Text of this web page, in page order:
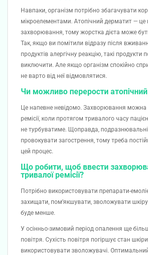
Навпаки, організм потрібно збагачувати
мікроелементами. Атопічний дерматит — це
захворювання, тому жорстка дієта може
Так, якщо ви помітили відразу після
продуктів алергічну реакцію, такі продукти
виключити. Але якщо організм спокійно
не варто від неї відмовлятися.
Чи можливо перерости
Це напевне невідомо. Захворювання можна
ремісії, коли протягом тривалого часу
не турбуватиме. Щоправда,
провокувати загострення, тому треба
цей процес.
Що робити, щоб ввести
тривалої ремісії?
Потрібно використовувати препарати-
захищати, пом’якшувати, зволожувати
буде менше.
У осінньо-зимовий період опалення ще
повітря. Сухість повітря погіршує стан
використовувати зволожувачі.